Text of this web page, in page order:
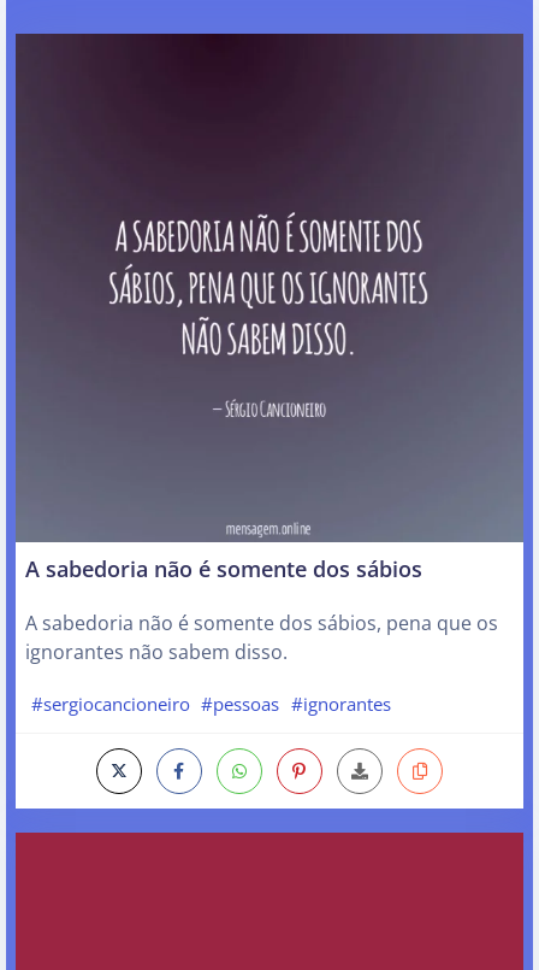
A sabedoria não é somente dos sábios
A sabedoria não é somente dos sábios, pena que os
ignorantes não sabem disso.
#sergiocancioneiro #pessoas #ignorantes